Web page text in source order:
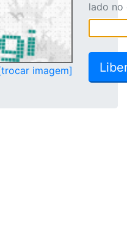
imagem]
lado no